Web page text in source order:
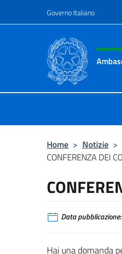
Governo Italiano
Intestazione
Home > Notizie >
CONFERENZA DEI
Data pubblicazione:
Hai una domanda